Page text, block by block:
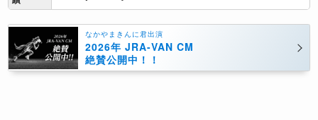
なかやまきんに君出演
2026年 JRA-VAN CM
絶賛公開中！！